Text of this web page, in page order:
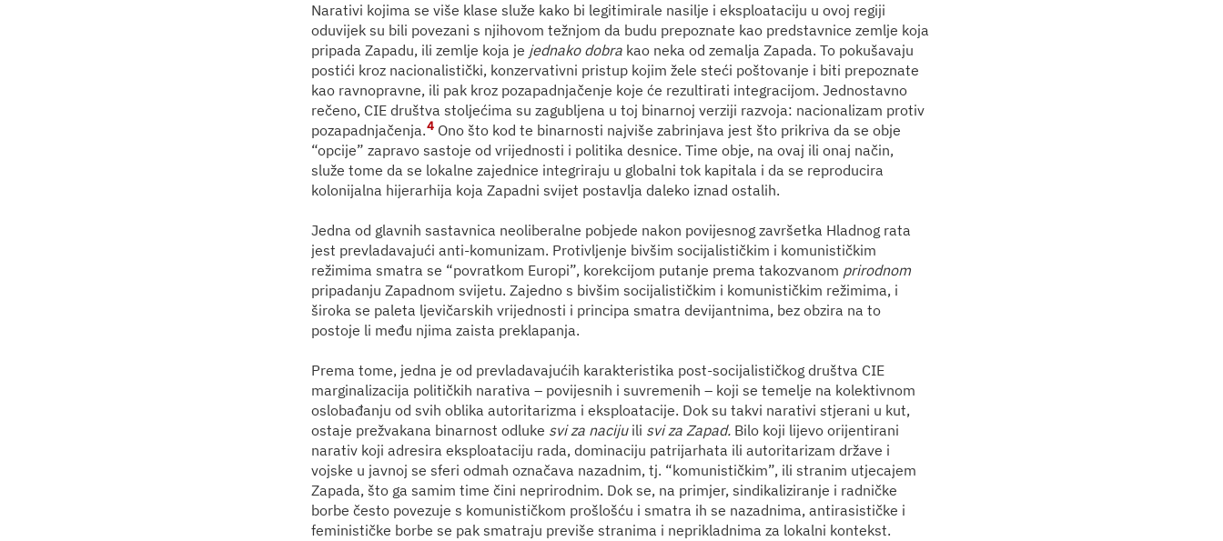
Narativi kojima se više klase služe kako bi legitimirale nasilje i eksploataciju u ovoj regiji
oduvijek su bili povezani s njihovom težnjom da budu prepoznate kao predstavnice zemlje koja
pripada Zapadu, ili zemlje koja je jednako dobra kao neka od zemalja Zapada. To pokušavaju
postići kroz nacionalistički, konzervativni pristup kojim žele steći poštovanje i biti prepoznate
kao ravnopravne, ili pak kroz pozapadnjačenje koje će rezultirati integracijom. Jednostavno
rečeno, CIE društva stoljećima su zagubljena u toj binarnoj verziji razvoja: nacionalizam protiv
pozapadnjačenja.4Ono što kod te binarnosti najviše zabrinjava jest što prikriva da se obje
“opcije” zapravo sastoje od vrijednosti i politika desnice. Time obje, na ovaj ili onaj način,
služe tome da se lokalne zajednice integriraju u globalni tok kapitala i da se reproducira
kolonijalna hijerarhija koja Zapadni svijet postavlja daleko iznad ostalih.
Jedna od glavnih sastavnica neoliberalne pobjede nakon povijesnog završetka Hladnog rata
jest prevladavajući anti-komunizam. Protivljenje bivšim socijalističkim i komunističkim
režimima smatra se “povratkom Europi”, korekcijom putanje prema takozvanom prirodnom
pripadanju Zapadnom svijetu. Zajedno s bivšim socijalističkim i komunističkim režimima, i
široka se paleta ljevičarskih vrijednosti i principa smatra devijantnima, bez obzira na to
postoje li među njima zaista preklapanja.
Prema tome, jedna je od prevladavajućih karakteristika post-socijalističkog društva CIE
marginalizacija političkih narativa – povijesnih i suvremenih – koji se temelje na kolektivnom
oslobađanju od svih oblika autoritarizma i eksploatacije. Dok su takvi narativi stjerani u kut,
ostaje prežvakana binarnost odluke svi za nacijuili svi za Zapad.Bilo koji lijevo orijentirani
narativ koji adresira eksploataciju rada, dominaciju patrijarhata ili autoritarizam države i
vojske u javnoj se sferi odmah označava nazadnim, tj. “komunističkim”, ili stranim utjecajem
Zapada, što ga samim time čini neprirodnim. Dok se, na primjer, sindikaliziranje i radničke
borbe često povezuje s komunističkom prošlošću i smatra ih se nazadnima, antirasističke i
feminističke borbe se pak smatraju previše stranima i neprikladnima za lokalni kontekst.